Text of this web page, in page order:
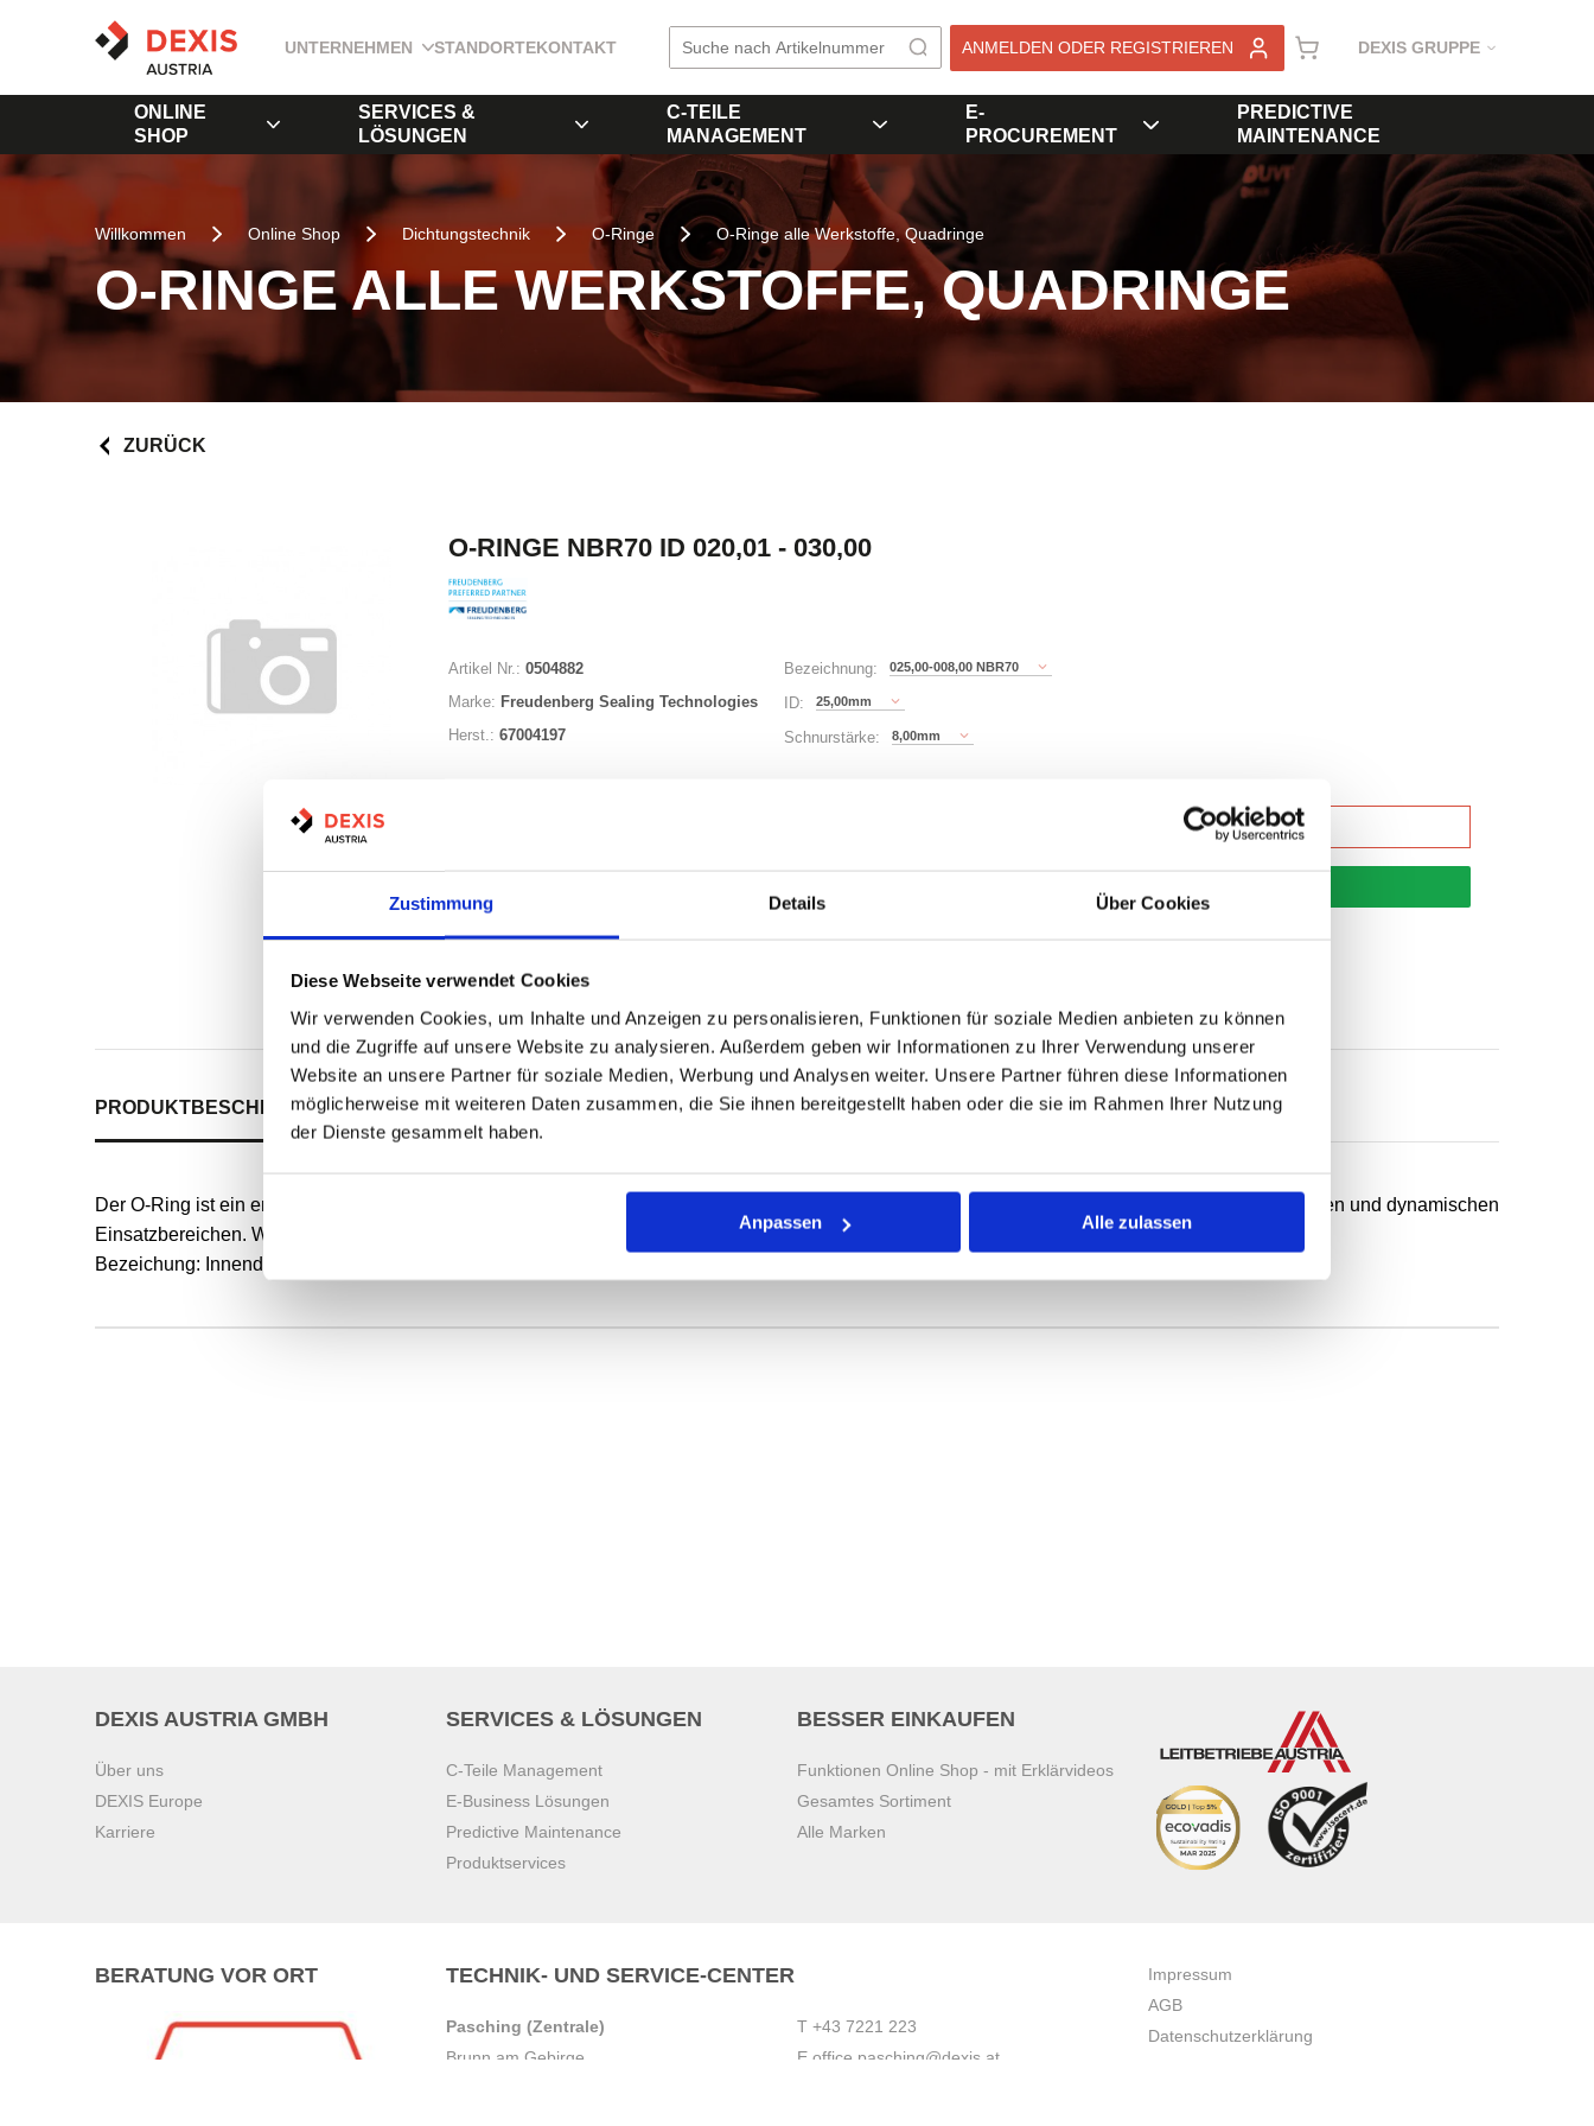
Zustimmung Details Über Cookies
Diese Webseite verwendet Cookies
Wir verwenden Cookies, um Inhalte und Anzeigen zu personalisieren, Funktionen für soziale Medien anbieten zu können
und die Zugriffe auf unsere Website zu analysieren. Außerdem geben wir Informationen zu Ihrer Verwendung unserer
Website an unsere Partner für soziale Medien, Werbung und Analysen weiter. Unsere Partner führen diese Informationen
möglicherweise mit weiteren Daten zusammen, die Sie ihnen bereitgestellt haben oder die sie im Rahmen Ihrer Nutzung
der Dienste gesammelt haben.
Anpassen Alle zulassen
UNTERNEHMEN STANDORTEKONTAKT ANMELDEN ODER REGISTRIEREN DEXIS GRUPPE
ONLINE
SHOP
SERVICES &
LÖSUNGEN
C-TEILE
MANAGEMENT
E-
PROCUREMENT
PREDICTIVE
MAINTENANCE
Willkommen Online Shop Dichtungstechnik O-Ringe O-Ringe alle Werkstoffe, Quadringe
O-RINGE ALLE WERKSTOFFE, QUADRINGE
ZURÜCK
O-RINGE NBR70 ID 020,01 - 030,00
Artikel Nr.: 0504882
Marke: Freudenberg Sealing Technologies
Herst.: 67004197
Bezeichnung: 025,00-008,00 NBR70
ID: 25,00mm
Schnurstärke: 8,00mm
PRODUKTBESCHREIBUNGALLE SPEZIFIKATIONENVARIANTEN
Der O-Ring ist ein endlos formvulkanisierter, runder Dichtring mit kreisförmigem Querschnitt für die unterschiedlichsten Anwendungsfälle in statischen und dynamischen
Einsatzbereichen. Werkstoff: NBR Die Härte wird in Shore angegeben - je höher der Druck, desto härter der Werkstoff.
Bezeichung: Innendurchmesser und Schnurstärke definieren die Abmessungen.
DEXIS AUSTRIA GMBH
Über uns
DEXIS Europe
Karriere
SERVICES & LÖSUNGEN
C-Teile Management
E-Business Lösungen
Predictive Maintenance
Produktservices
BESSER EINKAUFEN
Funktionen Online Shop - mit Erklärvideos
Gesamtes Sortiment
Alle Marken
BERATUNG VOR ORT TECHNIK- UND SERVICE-CENTER
Pasching (Zentrale)
Brunn am Gebirge
T +43 7221 223
E office.pasching@dexis.at
Impressum
AGB
Datenschutzerklärung